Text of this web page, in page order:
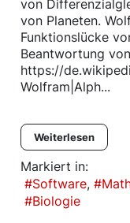
von
von Planeten.
Funktionslücke
Beantwortung
https://
Wolfram|Alph...
Weiterlesen
Markiert in:
Software
Biologie